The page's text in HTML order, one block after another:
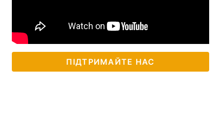
ПІДТРИМАЙТЕ НАС